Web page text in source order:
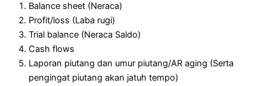
Balance sheet (Neraca)
Profit/loss (Laba rugi)
Trial balance (Neraca Saldo)
Cash flows
Laporan piutang dan umur piutang/AR aging (Serta
pengingat piutang akan jatuh tempo)